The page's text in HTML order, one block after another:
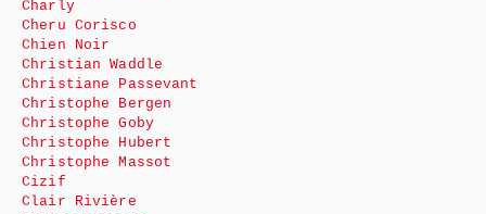
Charly
Cheru Corisco
Chien Noir
Christian Waddle
Christiane Passevant
Christophe Bergen
Christophe Goby
Christophe Hubert
Christophe Massot
Cizif
Clair Rivière